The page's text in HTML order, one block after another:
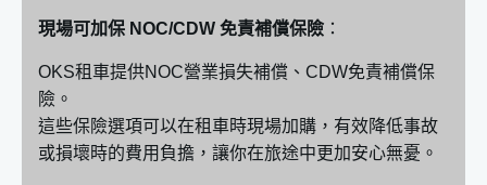
現場可加保 NOC/CDW 免責補償保險 ：
OKS租車提供NOC營業損失補償、CDW免責補償保
險。
這些保險選項可以在租車時現場加購，有效降低事故
或損壞時的費用負擔，讓你在旅途中更加安心無憂。